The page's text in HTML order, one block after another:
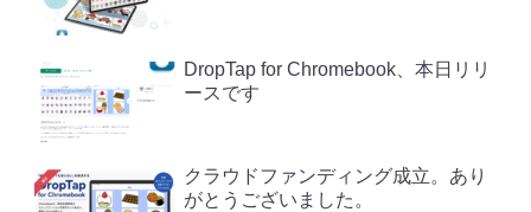
DropTap for Chromebook、本日リリ
ースです
クラウドファンディング成立。あり
がとうございました。